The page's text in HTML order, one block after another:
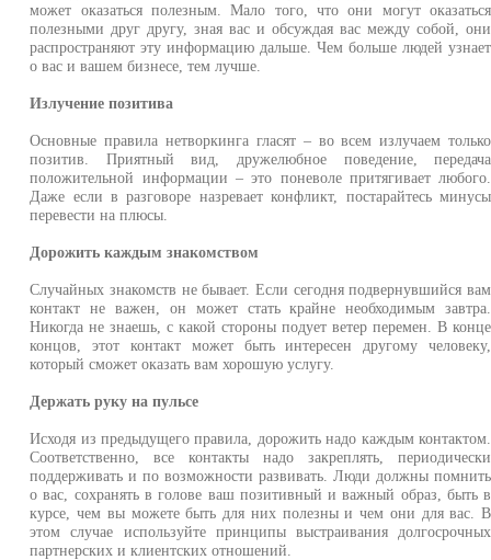
может оказаться полезным. Мало того, что они могут оказаться
полезными друг другу, зная вас и обсуждая вас между собой, они
распространяют эту информацию дальше. Чем больше людей узнает
о вас и вашем бизнесе, тем лучше.
Излучение позитива
Основные правила нетворкинга гласят – во всем излучаем только
позитив. Приятный вид, дружелюбное поведение, передача
положительной информации – это поневоле притягивает любого.
Даже если в разговоре назревает конфликт, постарайтесь минусы
перевести на плюсы.
Дорожить каждым знакомством
Случайных знакомств не бывает. Если сегодня подвернувшийся вам
контакт не важен, он может стать крайне необходимым завтра.
Никогда не знаешь, с какой стороны подует ветер перемен. В конце
концов, этот контакт может быть интересен другому человеку,
который сможет оказать вам хорошую услугу.
Держать руку на пульсе
Исходя из предыдущего правила, дорожить надо каждым контактом.
Соответственно, все контакты надо закреплять, периодически
поддерживать и по возможности развивать. Люди должны помнить
о вас, сохранять в голове ваш позитивный и важный образ, быть в
курсе, чем вы можете быть для них полезны и чем они для вас. В
этом случае используйте принципы выстраивания долгосрочных
партнерских и клиентских отношений.